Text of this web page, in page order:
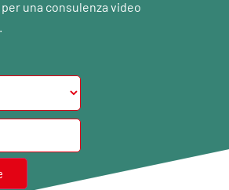
una consulenza video